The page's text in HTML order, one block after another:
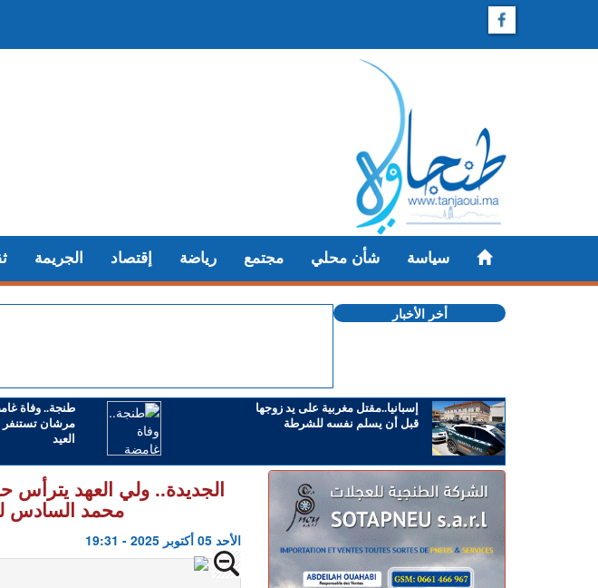
الجريمة إقتصاد رياضة مجتمع شأن محلي سياسة
أخر الأخبار
طنجة.. وفاة
مرشان تستنفر
العيد
إسبانيا..مقتل مغربية على يد زوجها
قبل أن يسلم نفسه للشرطة
الجديدة.. ولي العهد يترأس
محمد السادس
الأحد 05 أكتوبر 2025 - 19:31